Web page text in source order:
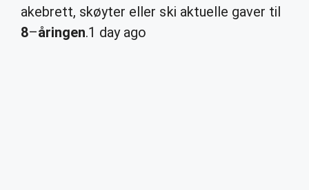
akebrett, skøyter eller ski aktuelle gaver til
8–åringen.1 day ago